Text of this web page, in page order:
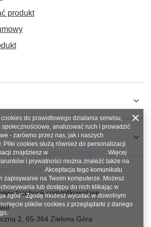
produkt
nitkowelove
2 65-364 Zielona Góra
do prawidłowego działania serwisu,
analizować ruch i prowadzić
- zarówno przez nas, jak i naszych
Pliki cookies służą również do personalizacji
znajdziesz w
. Więcej
i prywatności można znaleźć także na
. Akceptacja tego komunikatu
zapisywanie na Twoim komputerze. Możesz
lub dostępu do nich klikając w
zgód”. Zgodę możesz wycofać w dowolnym
plików cookies z przeglądarki z danego